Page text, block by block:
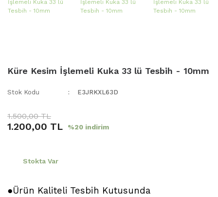
Küre Kesim İşlemeli Kuka 33 lü Tesbih - 10mm
Stok Kodu E3JRKXL63D
1.500,00 TL
1.200,00 TL %20 indirim
Stokta Var
●Ürün Kaliteli Tesbih Kutusunda